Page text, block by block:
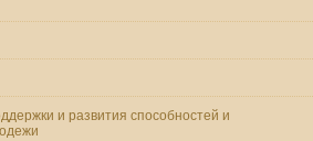
и развития способностей и